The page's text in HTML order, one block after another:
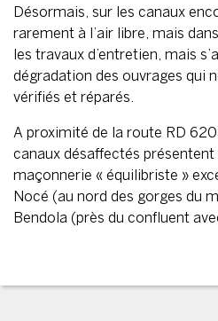
Désormais, sur les canaux
rarement à l’air libre, mais
les travaux d’entretien, mais
dégradation des ouvrages qui
vérifiés et réparés.
A proximité de la route RD
canaux désaffectés présentent
maçonnerie « équilibriste »
Nocé (au nord des gorges du
Bendola (près du confluent